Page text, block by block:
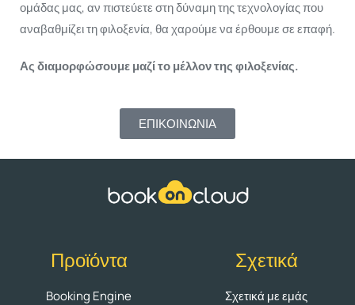
ομάδας μας, αν πιστεύετε στη δύναμη της τεχνολογίας που
αναβαθμίζει τη φιλοξενία, θα χαρούμε να έρθουμε σε επαφή.
Ας διαμορφώσουμε μαζί το μέλλον της φιλοξενίας.
ΕΠΙΚΟΙΝΩΝΙΑ
Προϊόντα
Booking Engine
Σχετικά
Σχετικά με εμάς